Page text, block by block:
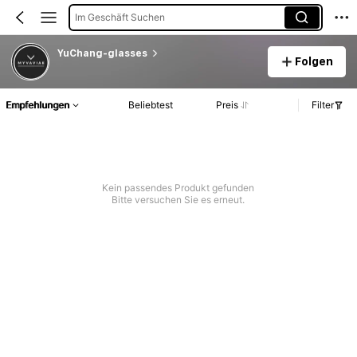
Im Geschäft Suchen
YuChang-glasses
Folgen
Empfehlungen Beliebtest Preis Filter
Kein passendes Produkt gefunden
Bitte versuchen Sie es erneut.